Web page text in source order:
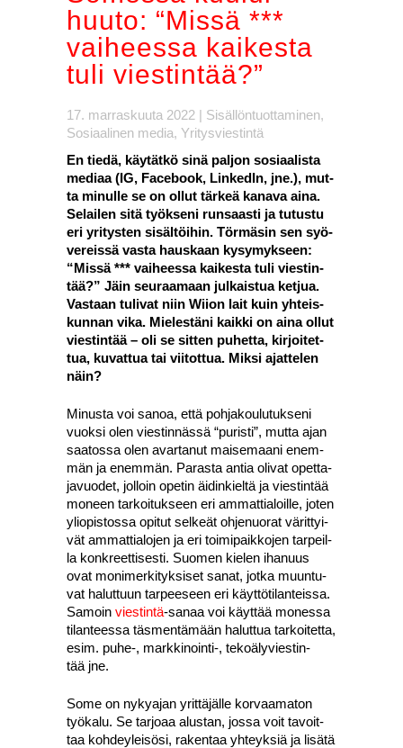
huu­to: “Mis­sä ***
vai­hees­sa kai­kes­ta
tuli vies­tin­tää?”
17. marraskuuta 2022 | Sisällöntuottaminen,
Sosiaalinen media, Yritysviestintä
En tie­dä, käy­tät­kö sinä pal­jon sosi­aa­lis­ta
medi­aa (IG, Face­book, Lin­ke­dIn, jne.), mut­
ta minul­le se on ollut tär­keä kana­va aina.
Selai­len sitä työk­se­ni run­saas­ti ja tutus­tu
eri yri­tys­ten sisäl­töi­hin. Tör­mä­sin sen syö­
ve­reis­sä vas­ta haus­kaan kysy­myk­seen:
“Mis­sä *** vai­hees­sa kai­kes­ta tuli vies­tin­
tää?” Jäin seu­raa­maan jul­kais­tua ket­jua.
Vas­taan tuli­vat niin Wii­on lait kuin yhteis­
kun­nan vika. Mie­les­tä­ni kaik­ki on aina ollut
vies­tin­tää – oli se sit­ten puhet­ta, kir­joi­tet­
tua, kuvat­tua tai vii­tot­tua. Mik­si ajat­te­len
näin?
Minus­ta voi sanoa, että poh­ja­kou­lu­tuk­se­ni
vuok­si olen vies­tin­näs­sä “puris­ti”, mut­ta ajan
saa­tos­sa olen avar­ta­nut mai­se­maa­ni enem­
män ja enem­män. Paras­ta antia oli­vat opet­ta­
ja­vuo­det, jol­loin ope­tin äidin­kiel­tä ja vies­tin­tää
moneen tar­koi­tuk­seen eri ammat­tia­loil­le, joten
yli­opis­tos­sa opi­tut sel­keät ohje­nuo­rat värit­tyi­
vät ammat­tia­lo­jen ja eri toi­mi­paik­ko­jen tar­peil­
la kon­kreet­ti­ses­ti. Suo­men kie­len iha­nuus
ovat moni­mer­ki­tyk­si­set sanat, jot­ka muun­tu­
vat halut­tuun tar­pee­seen eri käyt­tö­ti­lan­teis­sa.
Samoin vies­tin­tä-sanaa voi käyt­tää mones­sa
tilan­tees­sa täs­men­tä­mään halut­tua tar­koi­tet­ta,
esim. puhe‑, markkinointi‑, teko­ä­ly­vies­tin­
tää jne.
Some on nyky­ajan yrit­tä­jäl­le kor­vaa­ma­ton
työ­ka­lu. Se tar­jo­aa alus­tan, jos­sa voit tavoit­
taa koh­dey­lei­sö­si, raken­taa yhteyk­siä ja lisä­tä